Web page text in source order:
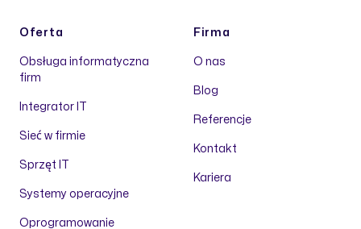
Oferta
Obsługa informatyczna
firm
Integrator IT
Sieć w firmie
Sprzęt IT
Systemy operacyjne
Oprogramowanie
Firma
O nas
Blog
Referencje
Kontakt
Kariera